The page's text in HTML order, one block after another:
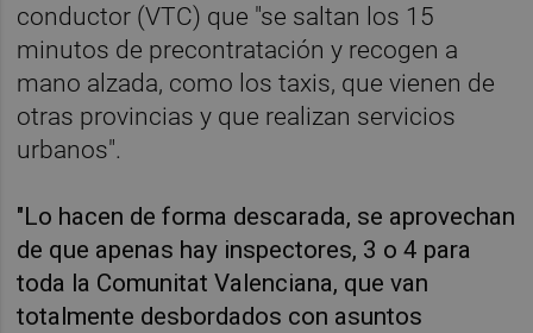
conductor (VTC) que "se saltan los 15
minutos de precontratación y recogen a
mano alzada, como los taxis, que vienen de
otras provincias y que realizan servicios
urbanos".
"Lo hacen de forma descarada, se aprovechan
de que apenas hay inspectores, 3 o 4 para
toda la Comunitat Valenciana, que van
totalmente desbordados con asuntos